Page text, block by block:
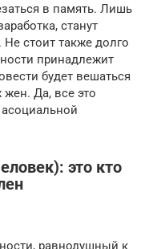
в память. Лишь
станут
стоит также долго
принадлежит
будет вешаться
жен. Да, все это
это кто
равнодушный к